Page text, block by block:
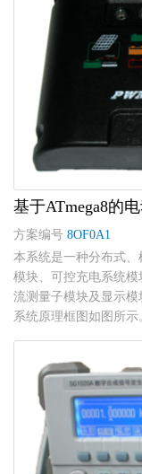
基于ATmega8的
方案编号 8OF0A1
本系统是一种分布式
模块、可控充电系统
流测量子模块及显示
系统原理框图如图所